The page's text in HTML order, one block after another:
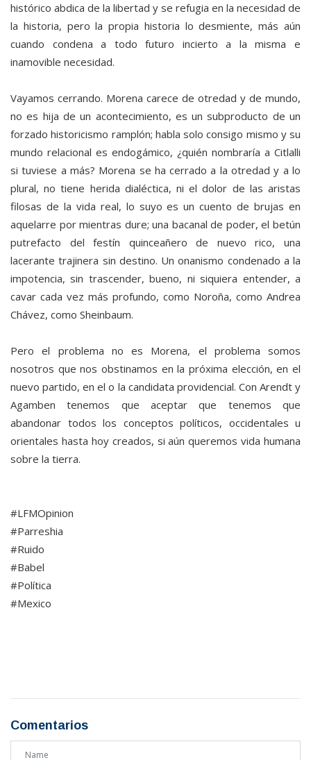
histórico abdica de la libertad y se refugia en la necesidad de
la historia, pero la propia historia lo desmiente, más aún
cuando condena a todo futuro incierto a la misma e
inamovible necesidad.
Vayamos cerrando. Morena carece de otredad y de mundo,
no es hija de un acontecimiento, es un subproducto de un
forzado historicismo ramplón; habla solo consigo mismo y su
mundo relacional es endogámico, ¿quién nombraría a Citlalli
si tuviese a más? Morena se ha cerrado a la otredad y a lo
plural, no tiene herida dialéctica, ni el dolor de las aristas
filosas de la vida real, lo suyo es un cuento de brujas en
aquelarre por mientras dure; una bacanal de poder, el betún
putrefacto del festín quinceañero de nuevo rico, una
lacerante trajinera sin destino. Un onanismo condenado a la
impotencia, sin trascender, bueno, ni siquiera entender, a
cavar cada vez más profundo, como Noroña, como Andrea
Chávez, como Sheinbaum.
Pero el problema no es Morena, el problema somos
nosotros que nos obstinamos en la próxima elección, en el
nuevo partido, en el o la candidata providencial. Con Arendt y
Agamben tenemos que aceptar que tenemos que
abandonar todos los conceptos políticos, occidentales u
orientales hasta hoy creados, si aún queremos vida humana
sobre la tierra.
#LFMOpinion
#Parreshia
#Ruido
#Babel
#Política
#Mexico
Comentarios